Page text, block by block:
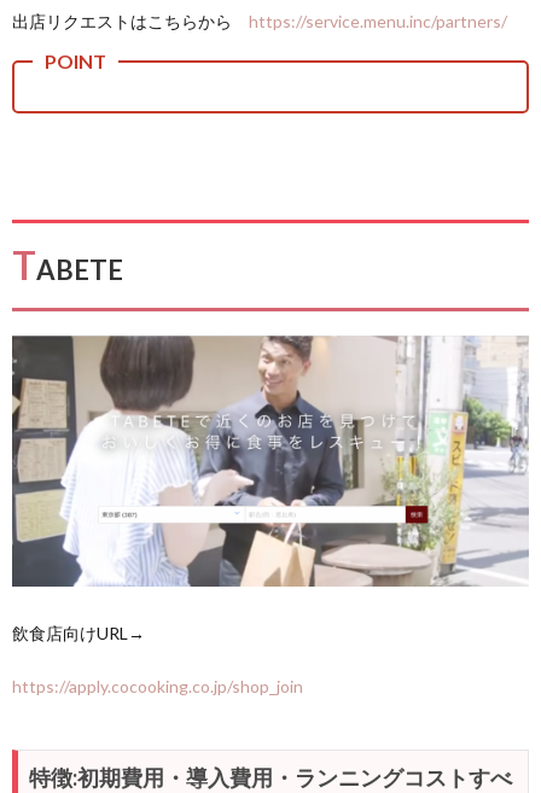
出店リクエストはこちらから https://service.menu.inc/partners/
TABETE
飲食店向けURL→
https://apply.cocooking.co.jp/shop_join
特徴:初期費用・導入費用・ランニングコストすべ